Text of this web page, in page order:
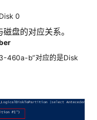
0
磁盘的对应关系。
460a-b”对应的是Disk